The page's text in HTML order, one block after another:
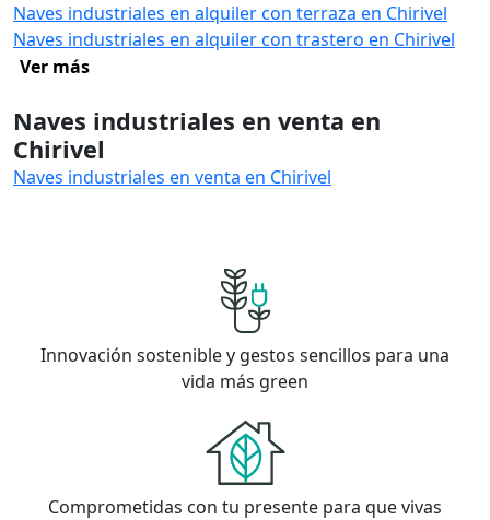
Naves industriales en alquiler con terraza en Chirivel
Naves industriales en alquiler con trastero en Chirivel
Ver más
Naves industriales en venta en
Chirivel
Naves industriales en venta en Chirivel
Innovación sostenible y gestos sencillos para una
vida más green
Comprometidas con tu presente para que vivas